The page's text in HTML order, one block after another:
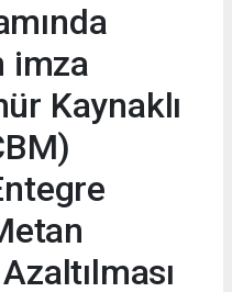
imza
Kaynaklı